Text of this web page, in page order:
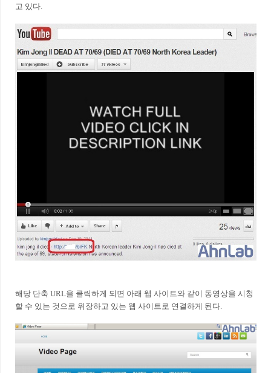
고 있다.
해당 단축 URL을 클릭하게 되면 아래 웹 사이트와 같이 동영상을 시청
할 수 있는 것으로 위장하고 있는 웹 사이트로 연결하게 된다.